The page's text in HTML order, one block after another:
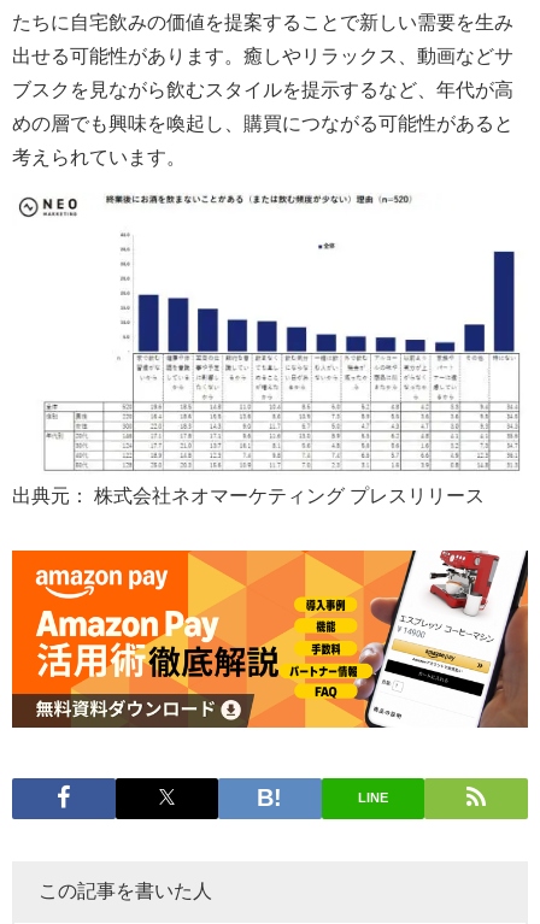
たちに自宅飲みの価値を提案することで新しい需要を生み
出せる可能性があります。癒しやリラックス、動画などサ
ブスクを見ながら飲むスタイルを提示するなど、年代が高
めの層でも興味を喚起し、購買につながる可能性があると
考えられています。
出典元： 株式会社ネオマーケティング プレスリリース
LINE
この記事を書いた人